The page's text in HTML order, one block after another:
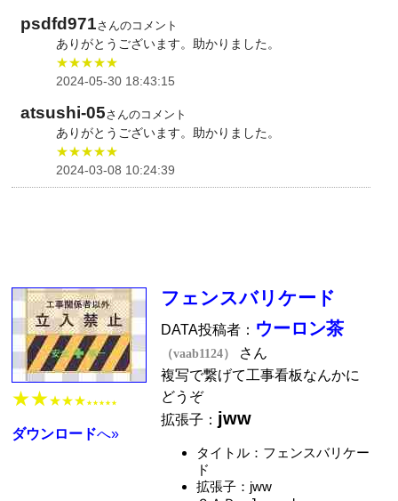
psdfd971さんのコメント
ありがとうございます。助かりました。
★★★★★
2024-05-30 18:43:15
atsushi-05さんのコメント
ありがとうございます。助かりました。
★★★★★
2024-03-08 10:24:39
★★★★★ ★★★★★
ダウンロードへ»
フェンスバリケード
DATA投稿者： ウーロン茶
（vaab1124）
さん
複写で繋げて工事看板なんかに
どうぞ
拡張子： jww
タイトル：フェンスバリケー
ド
拡張子：jww